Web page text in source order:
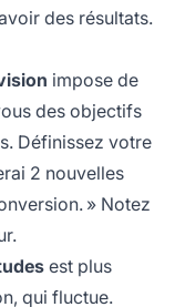
des résultats.
impose de
des objectifs
Définissez votre
2 nouvelles
» Notez
est plus
qui fluctue.